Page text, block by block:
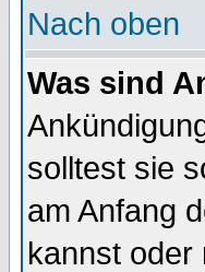
Nach oben
Was sind
solltest sie
am Anfang
kannst oder